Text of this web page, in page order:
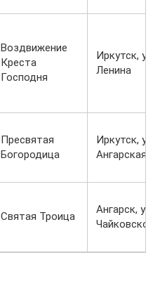
Воздвижение
Креста
Господня
Иркутск,
Ленина
Пресвятая
Богородица
Иркутск,
Ангарская
Святая Троица
Ангарск,
Чайковского